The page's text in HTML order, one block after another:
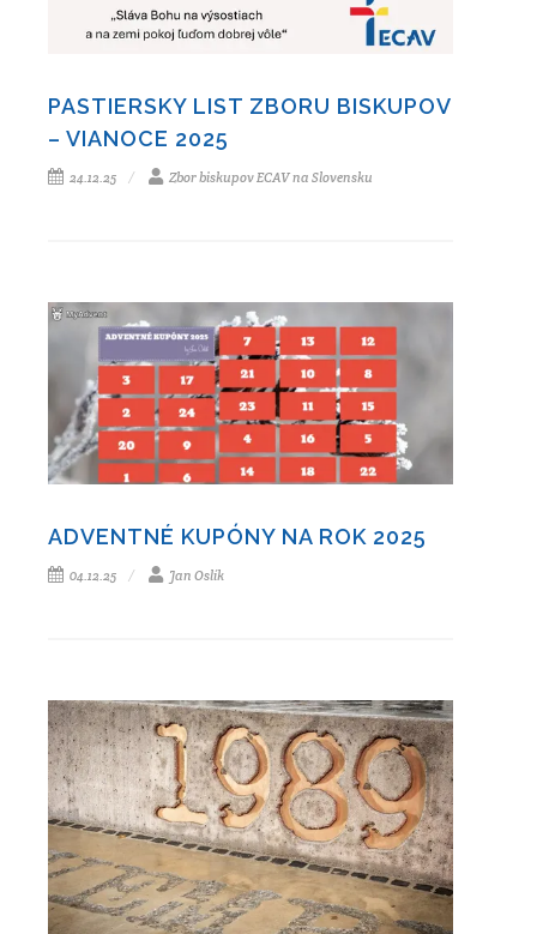
PASTIERSKY LIST ZBORU BISKUPOV
– VIANOCE 2025
24.12.25 Zbor biskupov ECAV na Slovensku
ADVENTNÉ KUPÓNY NA ROK 2025
04.12.25 Jan Oslík